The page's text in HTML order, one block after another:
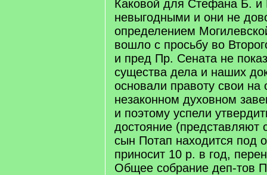
Каковой для Стефана Б. и
невыгодными и они не
определением
вошло с просьбу во
и пред Пр. Сената не
существа дела и наших
основали правоту свои
незаконном духовном
и поэтому успели
достояние (представляют
сын Потап находится под
приносит 10 р. в год,
Общее собрание деп-тов